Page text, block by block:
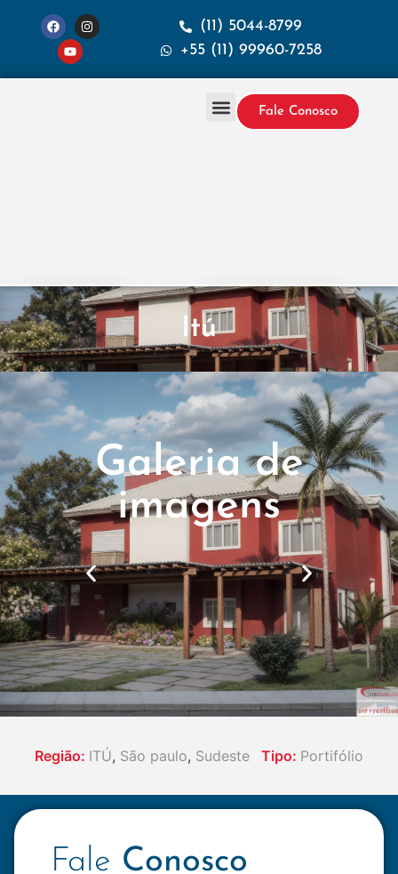
(11) 5044-8799
+55 (11) 99960-7258
Fale Conosco
Itú
Galeria de
imagens
Região: ITÚ, São paulo, Sudeste Tipo: Portifólio
Fale Conosco